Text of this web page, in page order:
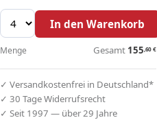
In den Warenkorb
Menge Gesamt 155,60€
✓ Versandkostenfrei in Deutschland*
✓ 30 Tage Widerrufsrecht
✓ Seit 1997 — über 29 Jahre